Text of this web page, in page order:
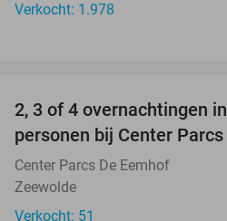
Verkocht: 1.978
2, 3 of 4 overnachtingen
personen bij Center
Center Parcs De Eemhof
Zeewolde
Verkocht: 51